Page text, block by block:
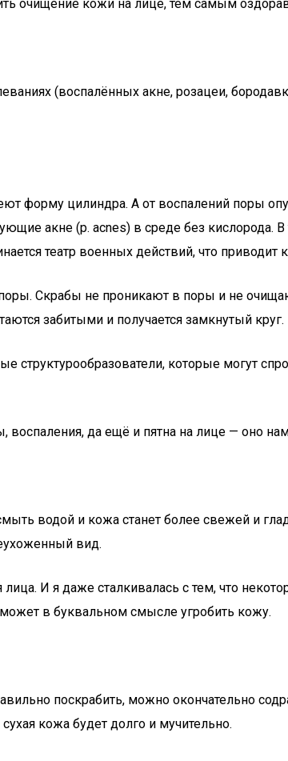
очищение кожи на лице, тем самым
(воспалённых акне, розацеи,
форму цилиндра. А от воспалений поры
акне (p. acnes) в среде без кислорода.
театр военных действий, что
Скрабы не проникают в поры и не
забитыми и получается замкнутый круг.
структурообразователи, которые могут
воспаления, да ещё и пятна на лице — оно
водой и кожа станет более свежей и
вид.
И я даже сталкивалась с тем, что
в буквальном смысле угробить кожу.
поскрабить, можно окончательно
кожа будет долго и мучительно.